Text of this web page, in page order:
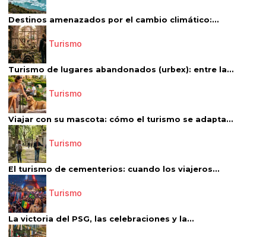
Destinos amenazados por el cambio climático:...
Turismo
Turismo de lugares abandonados (urbex): entre la...
Turismo
Viajar con su mascota: cómo el turismo se adapta...
Turismo
El turismo de cementerios: cuando los viajeros...
Turismo
La victoria del PSG, las celebraciones y la...